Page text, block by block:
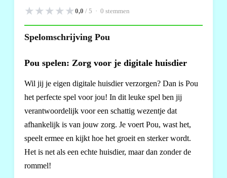
★★★★★0,0 / 5 · 0 stemmen
Spelomschrijving Pou
Pou spelen: Zorg voor je digitale huisdier
Wil jij je eigen digitale huisdier verzorgen? Dan is Pou
het perfecte spel voor jou! In dit leuke spel ben jij
verantwoordelijk voor een schattig wezentje dat
afhankelijk is van jouw zorg. Je voert Pou, wast het,
speelt ermee en kijkt hoe het groeit en sterker wordt.
Het is net als een echte huisdier, maar dan zonder de
rommel!